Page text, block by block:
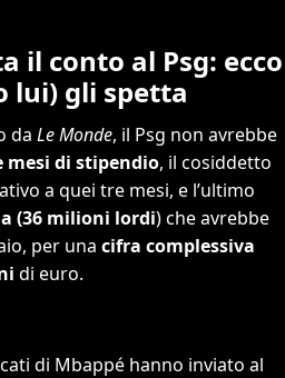
il conto al Psg: ecco
lui) gli spetta
da Le Monde, il Psg non avrebbe
mesi di stipendio, il cosiddetto
a quei tre mesi, e l’ultimo
(36 milioni lordi) che avrebbe
per una cifra complessiva
di euro.
di Mbappé hanno inviato al